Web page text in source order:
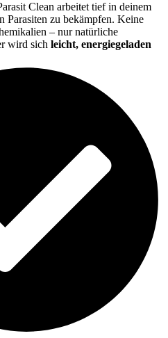
Clean arbeitet tief in deinem
Parasiten zu bekämpfen. Keine
– nur natürliche
wird sich leicht, energiegeladen